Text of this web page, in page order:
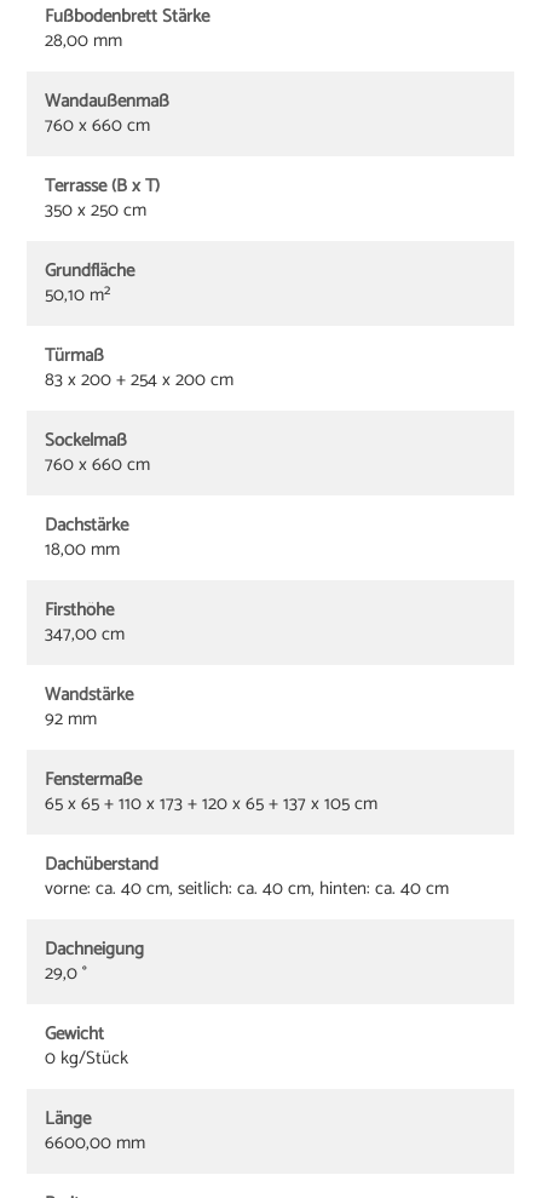
Fußbodenbrett Stärke
28,00 mm
Wandaußenmaß
760 x 660 cm
Terrasse (B x T)
350 x 250 cm
Grundfläche
50,10 m²
Türmaß
83 x 200 + 254 x 200 cm
Sockelmaß
760 x 660 cm
Dachstärke
18,00 mm
Firsthöhe
347,00 cm
Wandstärke
92 mm
Fenstermaße
65 x 65 + 110 x 173 + 120 x 65 + 137 x 105 cm
Dachüberstand
vorne: ca. 40 cm, seitlich: ca. 40 cm, hinten: ca. 40 cm
Dachneigung
29,0 °
Gewicht
0 kg/Stück
Länge
6600,00 mm